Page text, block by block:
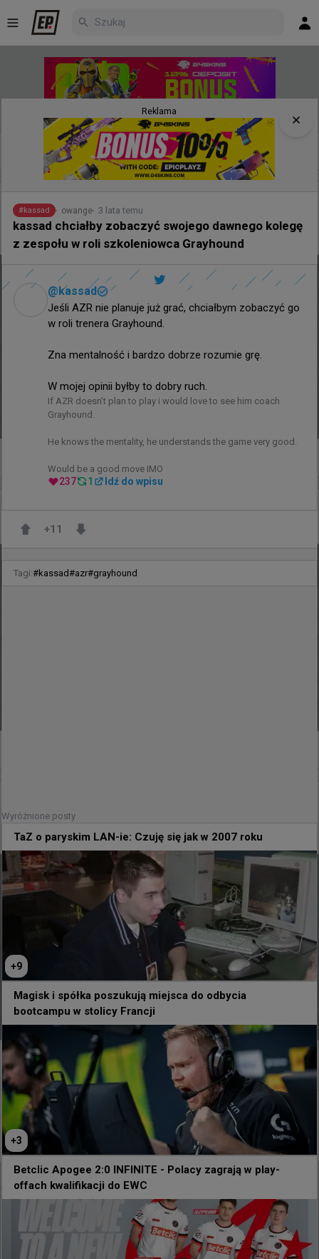
Nowe Najpopularniejsze Poczekalnia
Gizmy na Nuke'u zanotował trzeci najwyższy rating
w historii LAN-ów CS2 na pojedynczej mapie
levelONE 0:2 Phantom - gładka przeprawa Polaków
MANGANESE 0:2 SINNERS - przejazd kisserka w
inauguracyjnym meczu eliminacji
0
s1mple wojteq 18 minut temu
s1mple o kwalifikacjach do EWC: Czuć, że to wielki
turniej
@s1mpleO
Chciałem tylko podziękować EWC i wszystkim ludziom,
którzy z nimi współpracują. Dzisiaj wszystko wyszło
idealnie, naprawdę czuć, że to wielki turniej. Tak
trzymać! 👍
Reklama
#kassad owange 3 lata temu
kassad chciałby zobaczyć swojego dawnego kolegę
z zespołu w roli szkoleniowca Grayhound
@kassad
Jeśli AZR nie planuje już grać, chciałbym zobaczyć go
w roli trenera Grayhound.
Zna mentalność i bardzo dobrze rozumie grę.
W mojej opinii byłby to dobry ruch.
If AZR doesn’t plan to play i would love to see him coach
Grayhound.
He knows the mentality, he understands the game very good.
Would be a good move IMO
237 1 Idź do wpisu
+11
Tagi:#kassad#azr#grayhound
Wyróżnione posty
TaZ o paryskim LAN-ie: Czuję się jak w 2007 roku
+9
Magisk i spółka poszukują miejsca do odbycia
bootcampu w stolicy Francji
+3
Betclic Apogee 2:0 INFINITE - Polacy zagrają w play-
offach kwalifikacji do EWC